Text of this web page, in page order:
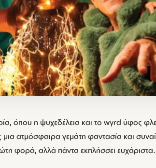
όπου η ψυχεδέλεια και το wyrd ύφος
μια ατμόσφαιρα γεμάτη φαντασία και
φορά, αλλά πάντα εκπλήσσει ευχάριστα.